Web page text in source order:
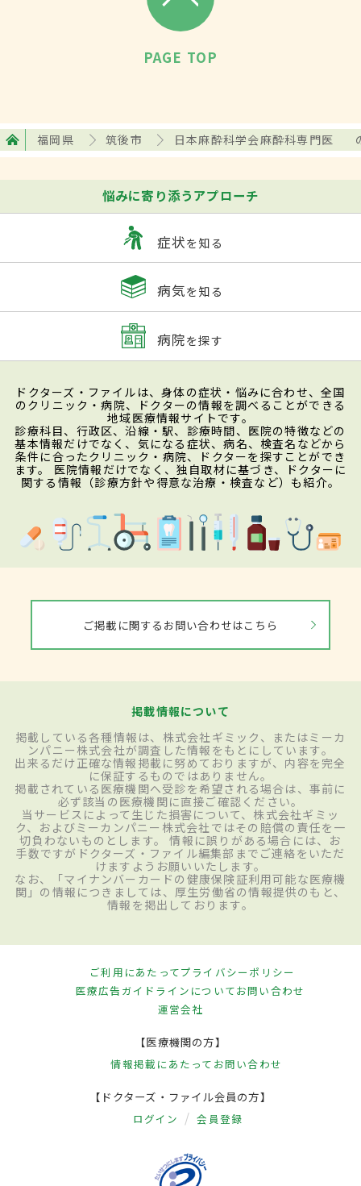
PAGE TOP
福岡県 筑後市 日本麻酔科学会麻酔科専門医
悩みに寄り添うアプローチ
症状を知る
病気を知る
病院を探す
ドクターズ・ファイルは、身体の症状・悩みに合わせ、全国
のクリニック・病院、ドクターの情報を調べることができる
地域医療情報サイトです。
診療科目、行政区、沿線・駅、診療時間、医院の特徴などの
基本情報だけでなく、気になる症状、病名、検査名などから
条件に合ったクリニック・病院、ドクターを探すことができ
ます。 医院情報だけでなく、独自取材に基づき、ドクターに
関する情報（診療方針や得意な治療・検査など）も紹介。
ご掲載に関するお問い合わせはこちら
掲載情報について
掲載している各種情報は、株式会社ギミック、またはミーカ
ンパニー株式会社が調査した情報をもとにしています。
出来るだけ正確な情報掲載に努めておりますが、内容を完全
に保証するものではありません。
掲載されている医療機関へ受診を希望される場合は、事前に
必ず該当の医療機関に直接ご確認ください。
当サービスによって生じた損害について、株式会社ギミッ
ク、およびミーカンパニー株式会社ではその賠償の責任を一
切負わないものとします。 情報に誤りがある場合には、お
手数ですがドクターズ・ファイル編集部までご連絡をいただ
けますようお願いいたします。
なお、「マイナンバーカードの健康保険証利用可能な医療機
関」の情報につきましては、厚生労働省の情報提供のもと、
情報を掲出しております。
ご利用にあたってプライバシーポリシー
医療広告ガイドラインについてお問い合わせ
運営会社
【医療機関の方】
情報掲載にあたって お問い合わせ
【ドクターズ・ファイル会員の方】
ログイン 会員登録